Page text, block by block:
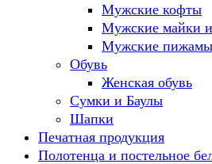
Мужские кофты
Мужские майки
Мужские пижамы
Обувь
Женская обувь
Сумки и Баулы
Шапки
Печатная продукция
Полотенца и постельное